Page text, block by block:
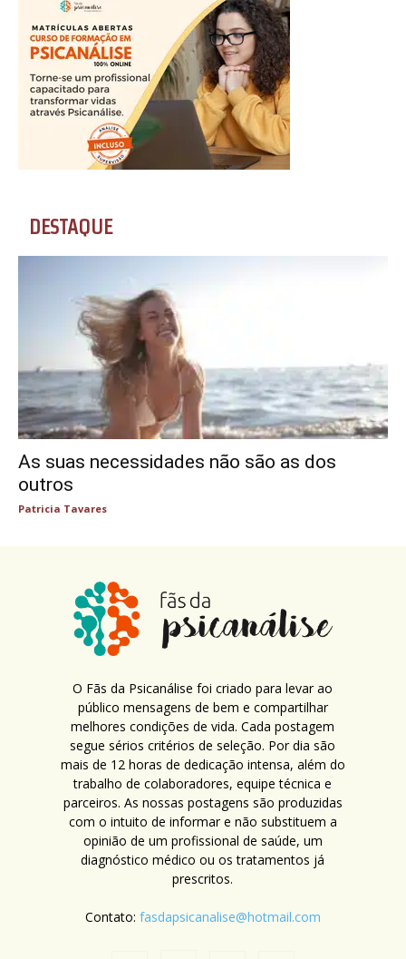
DESTAQUE
As suas necessidades não são as dos
outros
Patricia Tavares
O Fãs da Psicanálise foi criado para levar ao
público mensagens de bem e compartilhar
melhores condições de vida. Cada postagem
segue sérios critérios de seleção. Por dia são
mais de 12 horas de dedicação intensa, além do
trabalho de colaboradores, equipe técnica e
parceiros. As nossas postagens são produzidas
com o intuito de informar e não substituem a
opinião de um profissional de saúde, um
diagnóstico médico ou os tratamentos já
prescritos.
Contato: fasdapsicanalise@hotmail.com